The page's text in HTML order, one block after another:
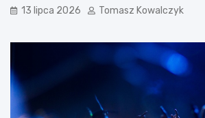
13 lipca 2026 Tomasz Kowalczyk